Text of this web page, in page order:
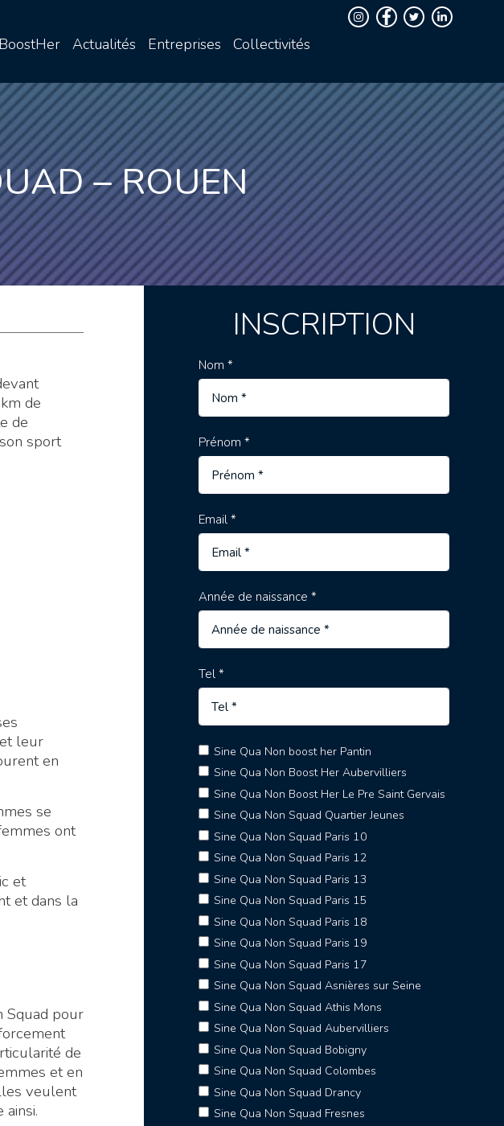
BoostHer Actualités Entreprises Collectivités
– ROUEN
de
de
sport
leur
en
se
ont
et
et dans la
Squad pour
de
et en
veulent
INSCRIPTION
Nom *
Prénom *
Email *
Année de naissance *
Tel *
Sine Qua Non boost her Pantin
Sine Qua Non Boost Her Aubervilliers
Sine Qua Non Boost Her Le Pre Saint Gervais
Sine Qua Non Squad Quartier Jeunes
Sine Qua Non Squad Paris 10
Sine Qua Non Squad Paris 12
Sine Qua Non Squad Paris 13
Sine Qua Non Squad Paris 15
Sine Qua Non Squad Paris 18
Sine Qua Non Squad Paris 19
Sine Qua Non Squad Paris 17
Sine Qua Non Squad Asnières sur Seine
Sine Qua Non Squad Athis Mons
Sine Qua Non Squad Aubervilliers
Sine Qua Non Squad Bobigny
Sine Qua Non Squad Colombes
Sine Qua Non Squad Drancy
Sine Qua Non Squad Fresnes